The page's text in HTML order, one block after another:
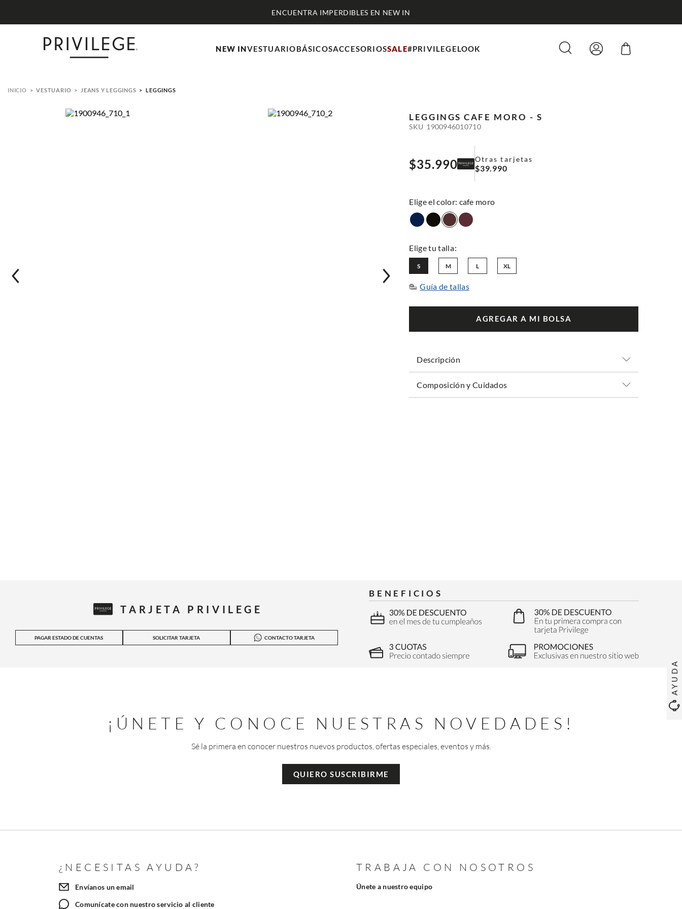
AYUDA
ENCUENTRA IMPERDIBLES EN NEW IN
NEW INVESTUARIOBÁSICOSACCESORIOSSALE#PRIVILEGELOOK
VESTUARIO JEANS Y LEGGINGS LEGGINGS
LEGGINGS CAFE MORO - S
SKU 1900946010710
$35.990 Otras tarjetas
$39.990
: cafe moro
L
M
S XL
Guía de tallas
AGREGAR A MI BOLSA
Descripción
Composición y Cuidados
TARJETA PRIVILEGE
PAGAR ESTADO DE CUENTAS SOLICITAR TARJETA CONTACTO TARJETA
BENEFICIOS
¡ÚNETE Y CONOCE NUESTRAS NOVEDADES!
Sé la primera en conocer nuestros nuevos productos, ofertas especiales, eventos y más.
QUIERO SUSCRIBIRME
¿NECESITAS AYUDA?
Envíanos un email
Comunícate con nuestro servicio al cliente
TRABAJA CON NOSOTROS
Únete a nuestro equipo